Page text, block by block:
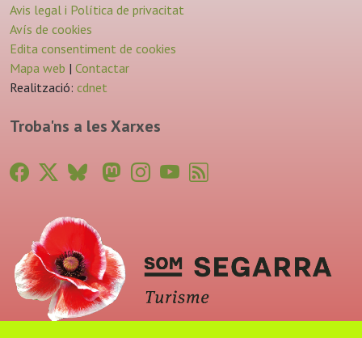
Avis legal i Política de privacitat
Avís de cookies
Edita consentiment de cookies
Mapa web | Contactar
Realització: cdnet
Troba'ns a les Xarxes